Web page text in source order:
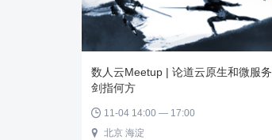
数人云Meetup | 论道云原生和微服务
剑指何方
 11-04 14:00 — 17:00
 北京 海淀